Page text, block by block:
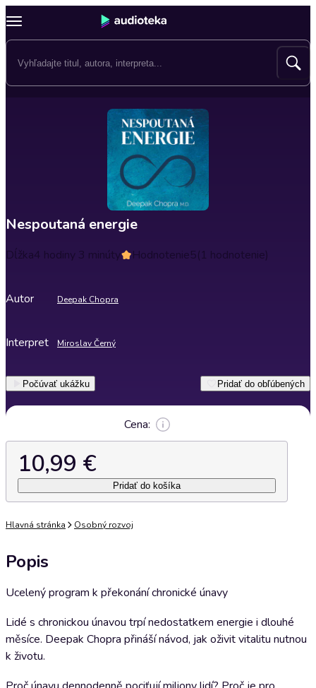
Nespoutaná energie
Dĺžka4 hodiny 3 minúty Hodnotenie5(1 hodnotenie)
Autor Deepak Chopra
Interpret Miroslav Černý
Počúvať ukážku Pridať do obľúbených
Cena:
10,99 €
Pridať do košíka
Hlavná stránka Osobný rozvoj
Popis
Ucelený program k překonání chronické únavy
Lidé s chronickou únavou trpí nedostatkem energie i dlouhé
měsíce. Deepak Chopra přináší návod, jak oživit vitalitu nutnou
k životu.